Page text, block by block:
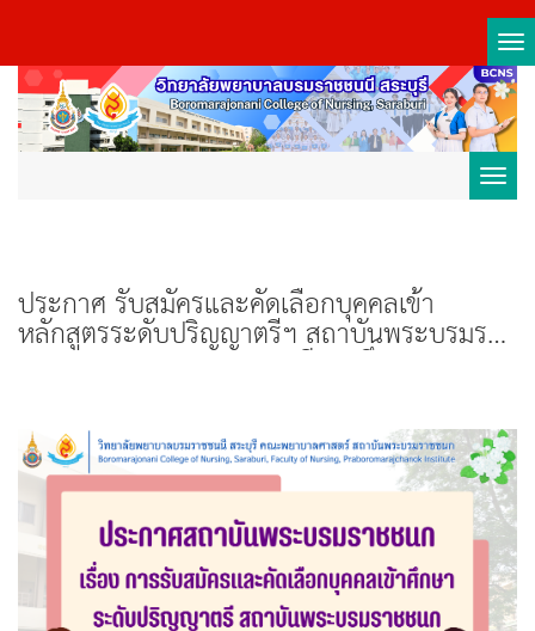
ประกาศ รับสมัครและคัดเลือกบุคคลเข้า
หลักสูตรระดับปริญญาตรีฯ สถาบันพระบรมราช
ชนก กระทรวงสาธารณสุข ปีการศึกษา 2568